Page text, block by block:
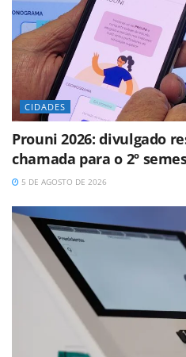
CIDADES
Prouni 2026: divulgado
chamada para o 2º
5 DE AGOSTO DE 2026